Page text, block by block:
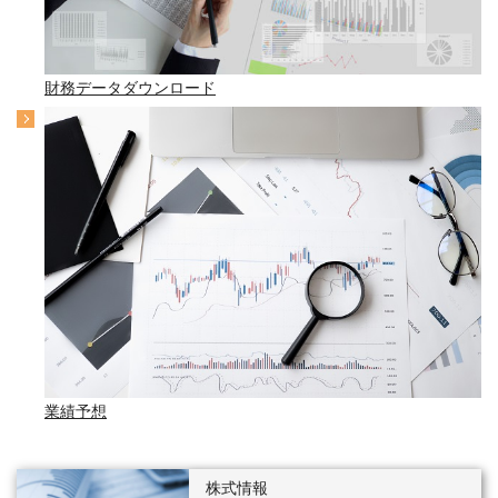
財務データダウンロード
業績予想
株式情報